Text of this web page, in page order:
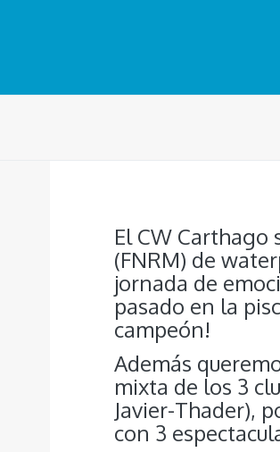
El CW Carthago
(FNRM) de
jornada de
pasado en la
campeón!
Además
mixta de los 3
Javier-Thader),
con 3